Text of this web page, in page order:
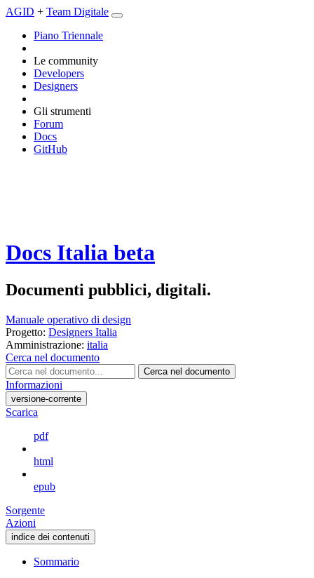
AGID + Team Digitale
Piano Triennale
Le community
Developers
Designers
Gli strumenti
Forum
Docs
GitHub
Docs Italia beta
Documenti pubblici, digitali.
Manuale operativo di design
Progetto: Designers Italia
Amministrazione: italia
Cerca nel documento
Cerca nel documento
Informazioni
versione-corrente
Scarica
pdf
html
epub
Sorgente
Azioni
indice dei contenuti
Sommario